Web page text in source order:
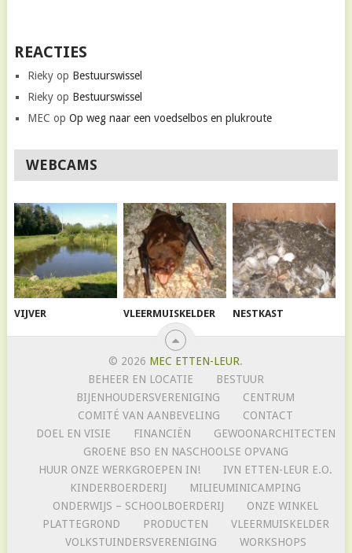
REACTIES
Riekyop Bestuurswissel
Riekyop Bestuurswissel
MEC op Op weg naar een voedselbos en plukroute
WEBCAMS
VIJVER VLEERMUISKELDER NESTKAST
© 2026 MEC ETTEN-LEUR.
BEHEER EN LOCATIE
BESTUUR
BIJENHOUDERSVERENIGING
CENTRUM
COMITÉ VAN AANBEVELING
CONTACT
DOEL EN VISIE
FINANCIËN
GEWOONARCHITECTEN
GROENE BSO EN NASCHOOLSE OPVANG
HUUR ONZE WERKGROEPEN IN!
IVN ETTEN-LEUR E.O.
KINDERBOERDERIJ
MILIEUMINICAMPING
ONDERWIJS – SCHOOLBOERDERIJ
ONZE WINKEL
PLATTEGROND
PRODUCTEN
VLEERMUISKELDER
VOLKSTUINDERSVERENIGING
WORKSHOPS